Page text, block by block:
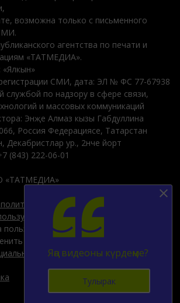
возможна только с письменного
агентства по печати и
«ТАТМЕДИА».
СМИ, дата: ЭЛ № ФС 77-67938
службой по надзору в сфере связи,
и массовых коммуникаций
Энҗе Алмаз кызы Габдуллина
Россия Федерациясе, Татарстан
Декабристлар ур., 2нче йорт
(843) 222-06-01
«ТАТМЕДИА»
«cookie»для персонализации
пользователей сайтом. Использование
в настройках браузера.
12+
Яңа видеоны күрдеңме?
Тулырак